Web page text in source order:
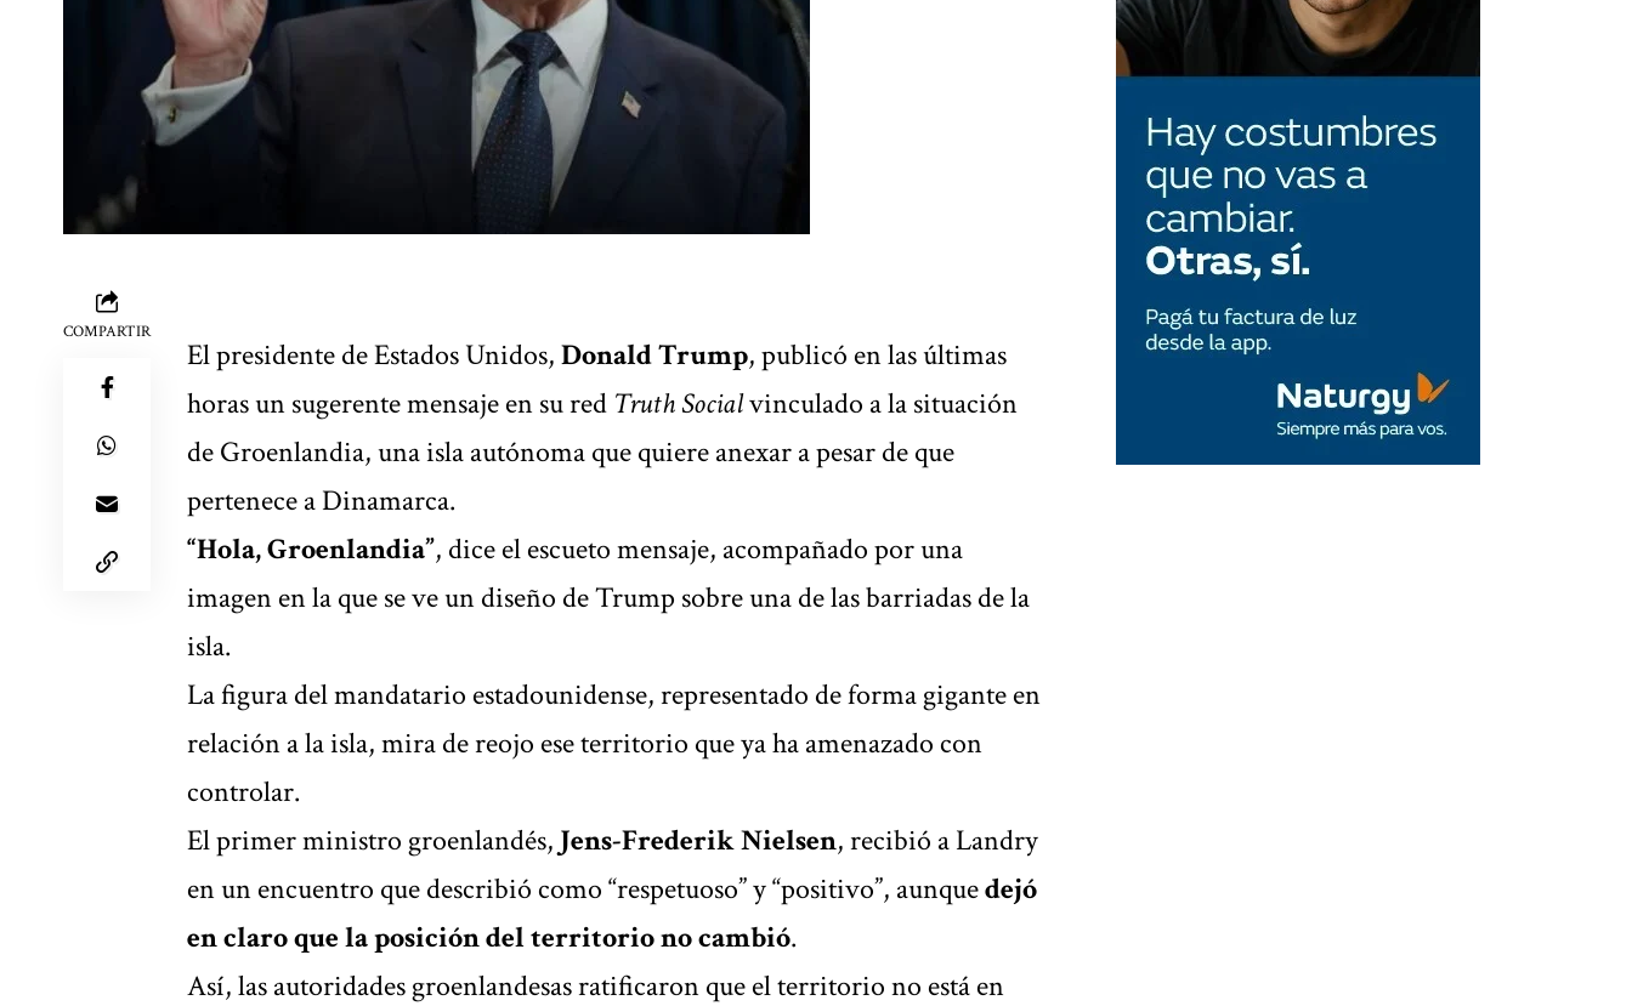
COMPARTIR
El presidente de Estados Unidos,Donald Trump, publicó en las últimas
horas un sugerente mensaje en su red Truth Socialvinculado a la situación
de Groenlandia, una isla autónoma que quiere anexar a pesar de que
pertenece a Dinamarca.
“Hola, Groenlandia”, dice el escueto mensaje, acompañado por una
imagen en la que se ve un diseño de Trump sobre una de las barriadas de la
isla.
La figura del mandatario estadounidense, representado de forma gigante en
relación a la isla, mira de reojo ese territorio que ya ha amenazado con
controlar.
El primer ministro groenlandés, Jens-Frederik Nielsen, recibió a Landry
en un encuentro que describió como “respetuoso” y “positivo”, aunquedejó
en claro que la posición del territorio no cambió.
Así, las autoridades groenlandesas ratificaron que el territorio no está en